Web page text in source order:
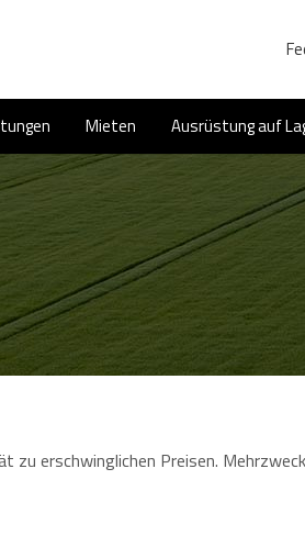
Mieten Ausrüstung auf
erschwinglichen Preisen.